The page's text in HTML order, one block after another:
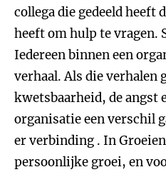
collega die gedeeld heeft
heeft om hulp te vragen.
Iedereen binnen een
verhaal. Als die verhalen
kwetsbaarheid, de angst
organisatie een verschil
er verbinding . In
persoonlijke groei, en